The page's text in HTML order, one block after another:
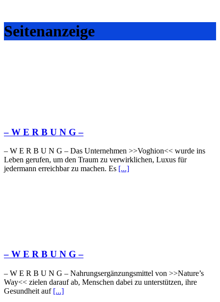
Seitenanzeige
– W Ε R Β U Ν G –
– W Ε R Β U Ν G – Das Unternehmen >>Voghion<< wurde ins
Leben gerufen, um den Traum zu verwirklichen, Luxus für
jedermann erreichbar zu machen. Es [...]
– W Ε R Β U Ν G –
– W Ε R Β U Ν G – Nahrungsergänzungsmittel von >>Nature’s
Way<< zielen darauf ab, Menschen dabei zu unterstützen, ihre
Gesundheit auf [...]